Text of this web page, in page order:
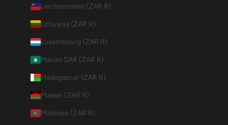
Liechtenstein (ZAR R)
Lithuania (ZAR R)
Luxembourg (ZAR R)
Macao SAR (ZAR R)
Madagascar (ZAR R)
Malawi (ZAR R)
Maldives (ZAR R)